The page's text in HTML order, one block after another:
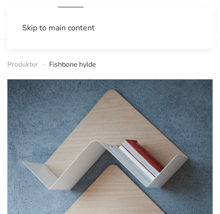
Skip to main content
Produkter Fishbone hylde